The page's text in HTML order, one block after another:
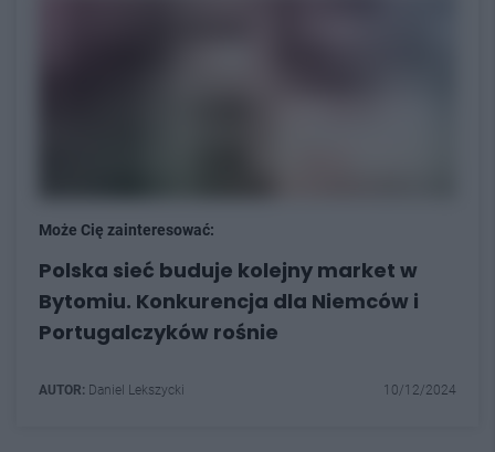
Może Cię zainteresować:
Polska sieć buduje kolejny market w
Bytomiu. Konkurencja dla Niemców i
Portugalczyków rośnie
AUTOR: Daniel Lekszycki 10/12/2024